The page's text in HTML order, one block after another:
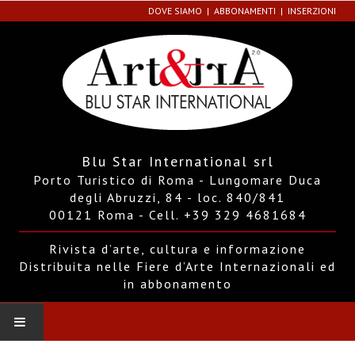
DOVE SIAMO ABBONAMENTI INSERZIONI
Blu Star International srl
Porto Turistico di Roma - Lungomare Duca
degli Abruzzi, 84 - loc. 840/841
00121 Roma - Cell. +39 329 4681684
Rivista d’arte, cultura e informazione
Distribuita nelle Fiere d’Arte Internazionali ed
in abbonamento